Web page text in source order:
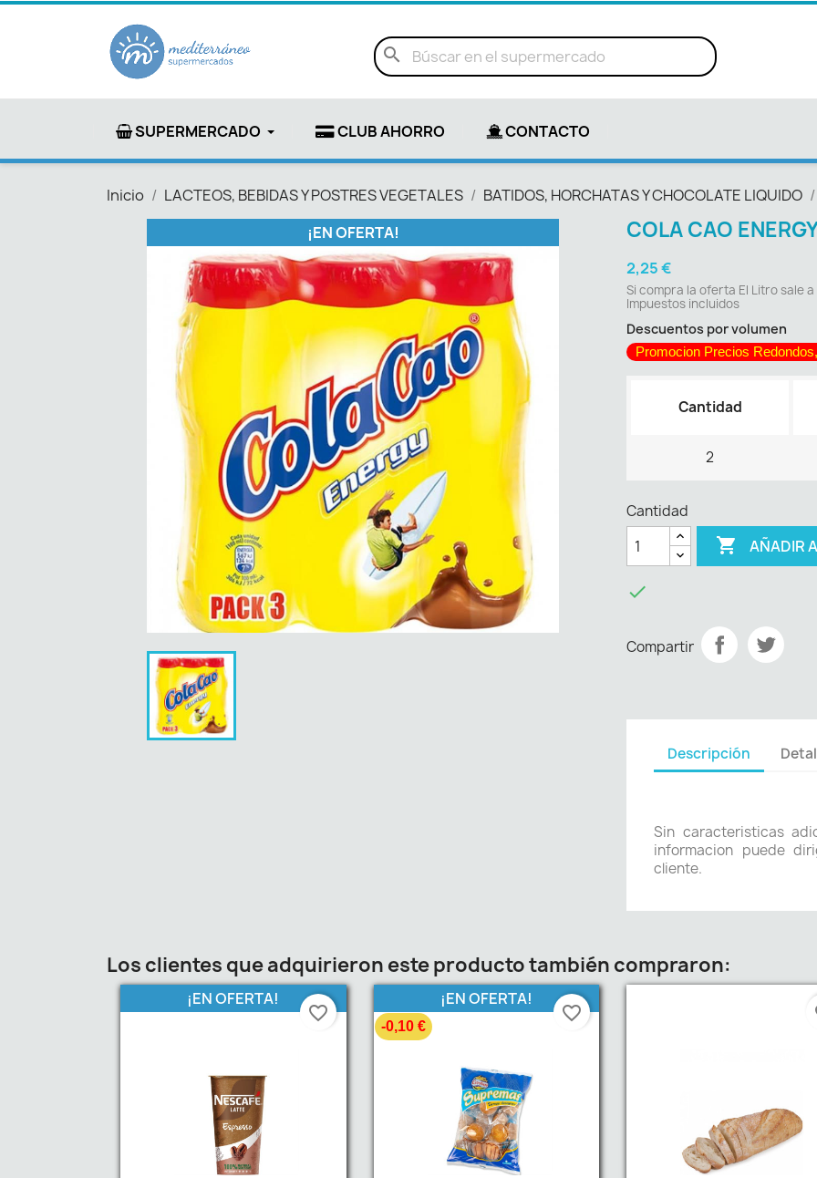
search
SUPERMERCADO CLUB AHORRO CONTACTO
Inicio LACTEOS, BEBIDAS Y POSTRES VEGETALES BATIDOS, HORCHATAS Y CHOCOLATE LIQUIDO
¡EN OFERTA!
COLA CAO
2,25 €
Si compra la oferta El Litro sale a
Impuestos incluidos
Descuentos por volumen
Promocion Precios
Cantidad
2
Cantidad
 AÑADIR

Compartir
Descripción
Sin caracteristicas
informacion puede
cliente.
Los clientes que adquirieron este producto también compraron:
¡EN OFERTA!
favorite_border
¡EN OFERTA!
-0,10 €
favorite_border